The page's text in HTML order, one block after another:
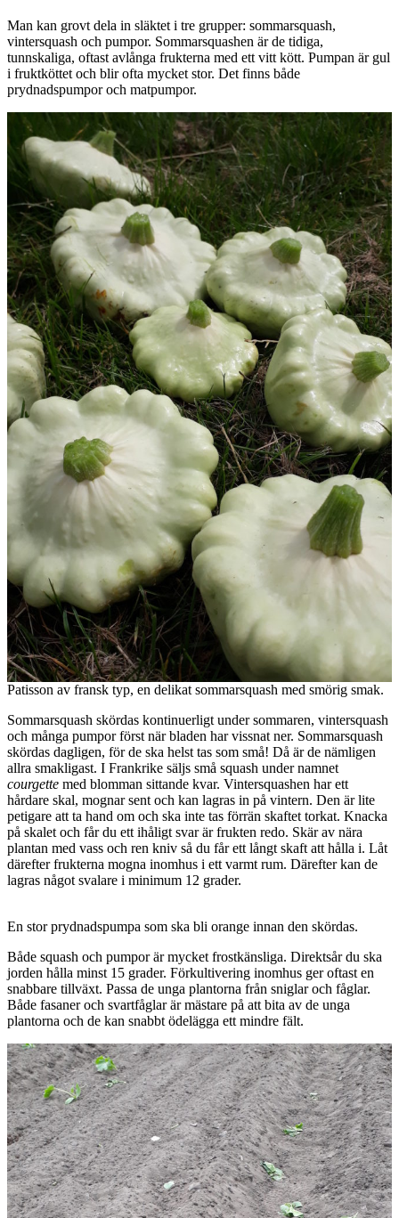
Man kan grovt dela in släktet i tre grupper: sommarsquash,
vintersquash och pumpor. Sommarsquashen är de tidiga,
tunnskaliga, oftast avlånga frukterna med ett vitt kött. Pumpan är gul
i fruktköttet och blir ofta mycket stor. Det finns både
prydnadspumpor och matpumpor.
Patisson av fransk typ, en delikat sommarsquash med smörig smak.
Sommarsquash skördas kontinuerligt under sommaren, vintersquash
och många pumpor först när bladen har vissnat ner. Sommarsquash
skördas dagligen, för de ska helst tas som små! Då är de nämligen
allra smakligast. I Frankrike säljs små squash under namnet
courgette med blomman sittande kvar. Vintersquashen har ett
hårdare skal, mognar sent och kan lagras in på vintern. Den är lite
petigare att ta hand om och ska inte tas förrän skaftet torkat. Knacka
på skalet och får du ett ihåligt svar är frukten redo. Skär av nära
plantan med vass och ren kniv så du får ett långt skaft att hålla i. Låt
därefter frukterna mogna inomhus i ett varmt rum. Därefter kan de
lagras något svalare i minimum 12 grader.
En stor prydnadspumpa som ska bli orange innan den skördas.
Både squash och pumpor är mycket frostkänsliga. Direktsår du ska
jorden hålla minst 15 grader. Förkultivering inomhus ger oftast en
snabbare tillväxt. Passa de unga plantorna från sniglar och fåglar.
Både fasaner och svartfåglar är mästare på att bita av de unga
plantorna och de kan snabbt ödelägga ett mindre fält.